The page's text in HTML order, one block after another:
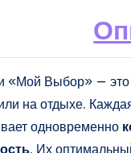
«Мой Выбор» — это
на отдыхе.
одновременно
. Их